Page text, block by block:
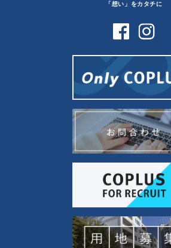
「想い」をカタチに